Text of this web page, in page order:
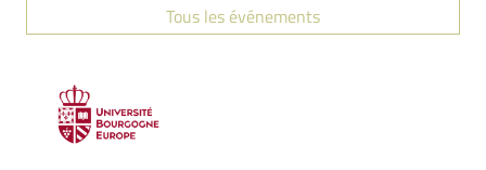
Tous les événements